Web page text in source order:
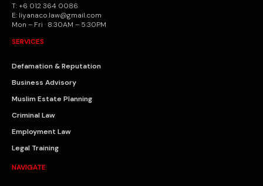
T: +6 012 364 0086
E: liyanaco.law@gmail.com
Mon – Fri · 8:30AM – 5:30PM
SERVICES
Defamation & Reputation
Business Advisory
Muslim Estate Planning
Criminal Law
Employment Law
Legal Training
NAVIGATE